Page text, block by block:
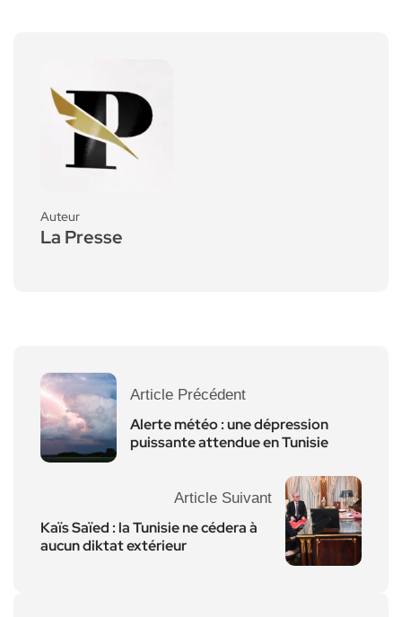
Auteur
La Presse
Article Précédent
Alerte météo : une dépression
puissante attendue en Tunisie
Article Suivant
Kaïs Saïed : la Tunisie ne cédera à
aucun diktat extérieur